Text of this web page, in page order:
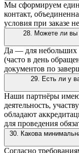
Мы сформируем
контакт,
условия при заказе
28. Можете ли вы
Да — для небольших
(часто в день
документов по
29. Есть ли у
Наши партнёры
деятельность,
обладают
для проведения
30. Какова
Согласно